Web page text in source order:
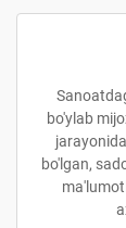
bo'ylab
bo'lgan,